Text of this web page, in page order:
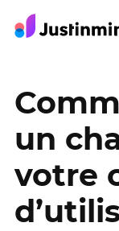
un
votre